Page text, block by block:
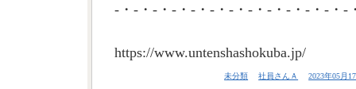
-・-・-・-・-・-・-・-・-・-・-・-・-
https://www.untenshashokuba.jp/
未分類 社員さんＡ 2023年05月